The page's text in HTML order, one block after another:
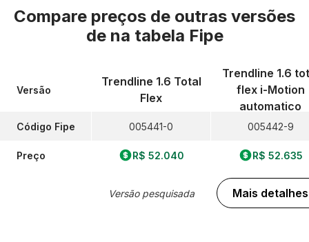
Compare preços de outras versões
de na tabela Fipe
Versão
Código Fipe
Preço
Trendline 1.6 Total
Flex
005441-0
R$ 52.040
Versão pesquisada
Trendline 1.6
flex i-Motion
automatico
005442-9
R$ 52.635
Mais detalhes